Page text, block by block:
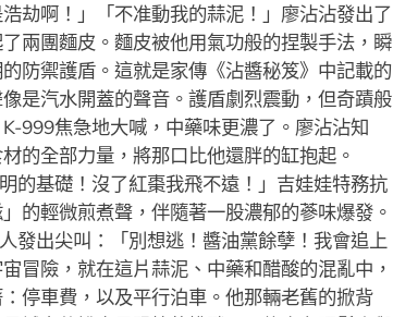
劫啊！」「不准動我的蒜泥！」廖沾沾發出了
兩團麵皮。麵皮被他用氣功般的捏製手法，瞬
防禦護盾。這就是家傳《沾醬秘笈》中記載的
是汽水開蓋的聲音。護盾劇烈震動，但奇蹟般
999焦急地大喊，中藥味更濃了。廖沾沾知
的全部力量，將那口比他還胖的缸抱起。
的基礎！沒了紅棗我飛不遠！」吉娃娃特務抗
的輕微煎煮聲，伴隨著一股濃郁的蔘味爆發。
發出尖叫：「別想逃！醬油黨餘孽！我會追上
冒險，就在這片蒜泥、中藥和醋酸的混亂中，
停車費，以及平行泊車。他那輛老舊的掀背